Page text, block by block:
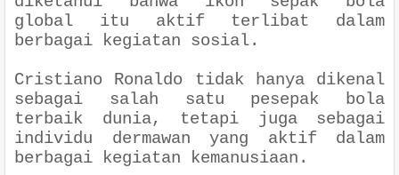
global itu aktif terlibat dalam
berbagai kegiatan sosial.
Cristiano Ronaldo tidak hanya dikenal
sebagai salah satu pesepak bola
terbaik dunia, tetapi juga sebagai
individu dermawan yang aktif dalam
berbagai kegiatan kemanusiaan.